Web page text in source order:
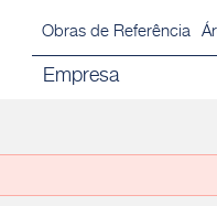
Obras de Referência
Empresa